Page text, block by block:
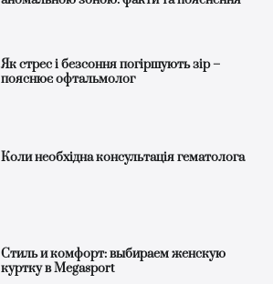
Як стрес і безсоння погіршують зір –
пояснює офтальмолог
Коли необхідна консультація гематолога
Стиль и комфорт: выбираем женскую
куртку в Megasport